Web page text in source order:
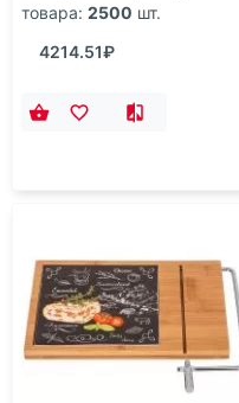
товара: 2500 шт.
4214.51₽